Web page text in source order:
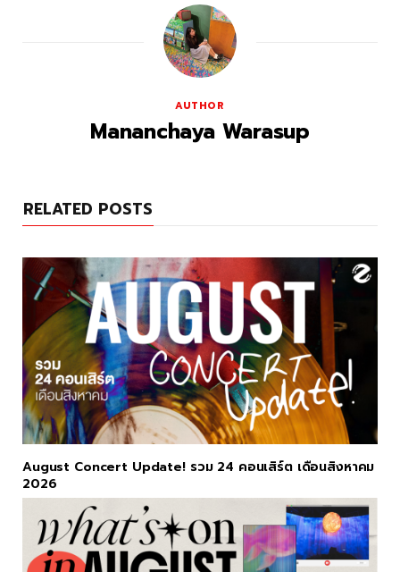
AUTHOR
Mananchaya Warasup
RELATED POSTS
August Concert Update! รวม 24 คอนเสิร์ต เดือนสิงหาคม
2026